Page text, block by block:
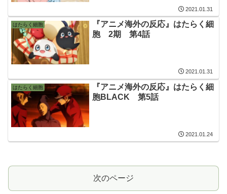
2021.01.31
はたらく細胞
『アニメ海外の反応』はたらく細
胞 2期 第4話
2021.01.31
はたらく細胞
『アニメ海外の反応』はたらく細
胞BLACK 第5話
2021.01.24
次のページ